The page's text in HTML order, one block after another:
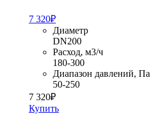
7 320₽
Диаметр
DN200
Расход, м3/ч
180-300
Диапазон давлений, Па
50-250
7 320₽
Купить